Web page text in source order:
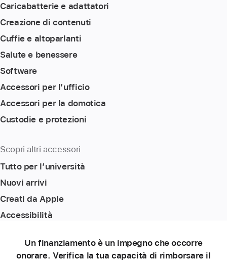
Caricabatterie e adattatori
Creazione di contenuti
Cuffie e altoparlanti
Salute e benessere
Software
Accessori per l’ufficio
Accessori per la domotica
Custodie e protezioni
Scopri altri accessori
Tutto per l’università
Nuovi arrivi
Creati da Apple
Accessibilità
Un finanziamento è un impegno che occorre
onorare. Verifica la tua capacità di rimborsare il